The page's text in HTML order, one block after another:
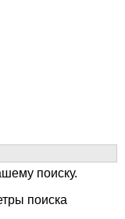
поиску.
поиска